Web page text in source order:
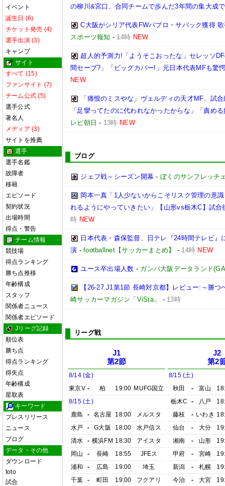
イベント
誕生日 (6)
チケット発売 (4)
選手出演 (3)
キャンプ
サイト
すべて (15)
ファンサイト (7)
チーム公式 (5)
選手公式
著名人
メディア (3)
サイトを推薦
選手
選手名鑑
故障者
移籍
エピソード
契約状況
出場時間
得点・警告
チーム情報
競技場
得点ランキング
勝ち点推移
年齢構成
スタッフ
関係者ニュース
関係者エピソード
Jリーグ記録
順位表
勝ち点
得点ランキング
得失点
年齢構成
星取表
キーワード
プレスリリース
ニュース
ブログ
データ・その他
ダウンロード
toto
試合
の柳川&宮口、合同チームで歩んだ3年間の集大成
C大阪がシリア代表FWパブロ・サバック獲得
スポーツ報知 - 14時 NEW
超人的予測力!「ようそこおったな」セレッソ
間セーブ?」「ビッグカバー!」元日本代表MFも驚
NEW
「痛恨のミスやな」ヴェルディの天才MF、試
「足攣ってたのに代われなかったからな」「責め
レビ朝日 - 13時 NEW
ブログ
ジェフ戦～シーズン開幕 -ぼくのサンフレッチ
岡本一真「1人少ないからこそリスク管理の意
れるようにやっていきたい」【山形vs栃木C】試合
時 NEW
日本代表・森保監督、日テレ『24時間テレビ
演 -footballnet【サッカーまとめ】 - 14時 NEW
ユース卒出場人数 - ガンバ大阪データランド
【26-27.J1第1節 長崎対京都】レビュー:～勝
崎サッカーマガジン「ViSta」
- 13時
リーグ戦
J1
第2節
8/14 (金)
東京V - 柏 19:00 MUFG国立
8/15 (土)
鹿島
- 名古屋 18:00
メルスタ
水戸
- G大阪 18:00
水戸信ス
清水
- 横浜FM 18:30
アイスタ
岡山
- 長崎 18:55
JFEス
浦和
- 広島 19:00
埼玉
千葉
- 町田 19:00
フクアリ
J2
第2
8/15 (土)
秋田
- 富山
栃木C
- 八戸
藤枝
- いわき
仙台
- 大分
湘南
- 山形
甲府
- 宮崎
新潟
- 札幌
今治
- 大宮